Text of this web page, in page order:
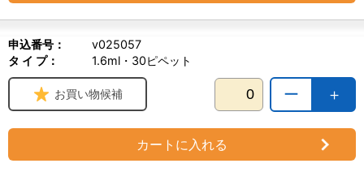
申込番号：
v025057
タ イ プ：
1.6ml・30ピペット
＋
ー
お買い物候補
カートに入れる